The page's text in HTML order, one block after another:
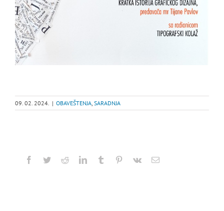
09. 02. 2024. | OBAVEŠTENJA, SARADNJA
Facebook
TwitterRedditLinkedInTumblr Pinterest
Vk Email